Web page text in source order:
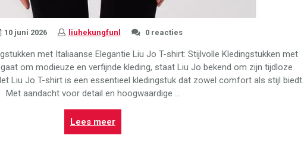
10 juni 2026 liuhekungfunl 0 reacties
met Italiaanse Elegantie Liu Jo T-shirt: Stijlvolle Kledingstukken met
om modieuze en verfijnde kleding, staat Liu Jo bekend om zijn tijdloze
Liu Jo T-shirt is een essentieel kledingstuk dat zowel comfort als stijl biedt.
Met aandacht voor detail en hoogwaardige …
Lees meer“Stijlvolle
Liu